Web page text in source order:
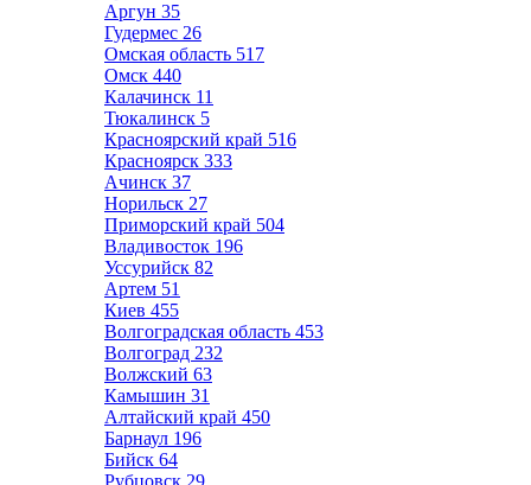
Аргун 35
Гудермес 26
Омская область 517
Омск 440
Калачинск 11
Тюкалинск 5
Красноярский край 516
Красноярск 333
Ачинск 37
Норильск 27
Приморский край 504
Владивосток 196
Уссурийск 82
Артем 51
Киев 455
Волгоградская область 453
Волгоград 232
Волжский 63
Камышин 31
Алтайский край 450
Барнаул 196
Бийск 64
Рубцовск 29